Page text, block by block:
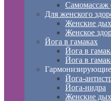
Для женского
Женские
Женское
Йога в гамаках
Йога в
Йога в
Гармонизирующие
Йога-
Йога-нидра
Женские